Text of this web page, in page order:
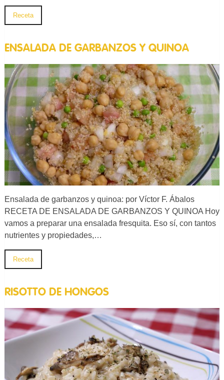
Receta
ENSALADA DE GARBANZOS Y QUINOA
Ensalada de garbanzos y quinoa: por Víctor F. Ábalos
RECETA DE ENSALADA DE GARBANZOS Y QUINOA Hoy
vamos a preparar una ensalada fresquita. Eso sí, con tantos
nutrientes y propiedades,…
Receta
RISOTTO DE HONGOS